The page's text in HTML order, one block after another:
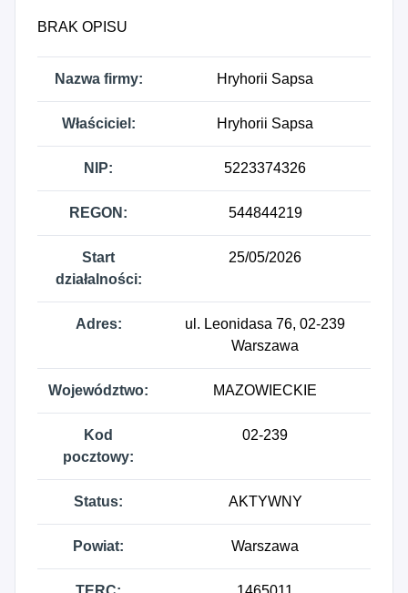
BRAK OPISU
Nazwa firmy: Hryhorii Sapsa
Właściciel: Hryhorii Sapsa
NIP: 5223374326
REGON: 544844219
Start
działalności:
25/05/2026
Adres:
ul. Leonidasa 76, 02-239
Warszawa
Województwo: MAZOWIECKIE
Kod
pocztowy:
02-239
Status: AKTYWNY
Powiat: Warszawa